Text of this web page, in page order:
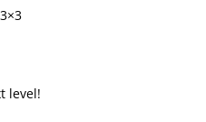
level!